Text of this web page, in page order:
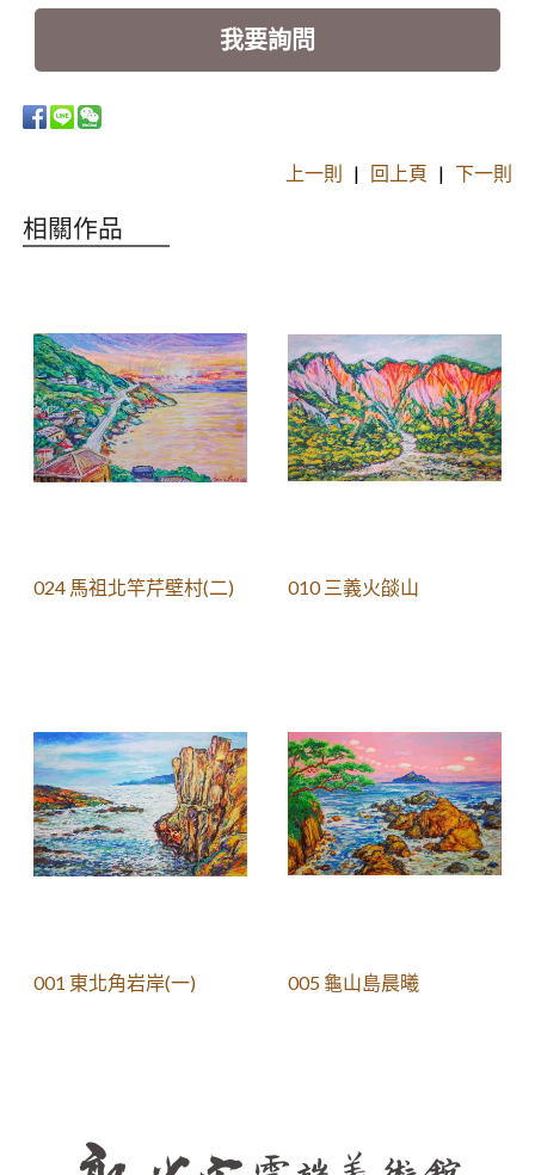
我要詢問
上一則 | 回上頁 |下一則
相關作品
024 馬祖北竿芹壁村(二) 010 三義火燄山
001 東北角岩岸(一) 005 龜山島晨曦